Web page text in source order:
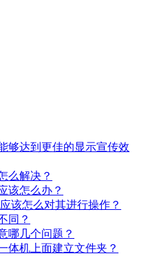
够达到更佳的显示宣传效
么解决？
该怎么办？
该怎么对其进行操作？
同？
哪几个问题？
体机上面建立文件夹？